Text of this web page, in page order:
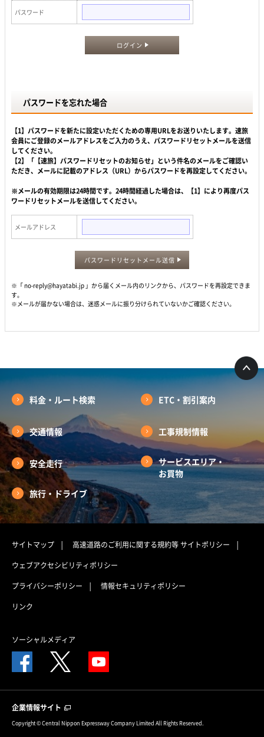
パスワード
ログイン
パスワードを忘れた場合
【1】パスワードを新たに設定いただくための専用URLをお送りいたします。速旅
会員にご登録のメールアドレスをご入力のうえ、パスワードリセットメールを送信
してください。
【2】「【速旅】パスワードリセットのお知らせ」という件名のメールをご確認い
ただき、メールに記載のアドレス（URL）からパスワードを再設定してください。
※メールの有効期限は24時間です。24時間経過した場合は、【1】により再度パス
ワードリセットメールを送信してください。
メールアドレス
パスワードリセットメール送信
※「 no-reply@hayatabi.jp 」から届くメール内のリンクから、パスワードを再設定できま
す。
※メールが届かない場合は、迷惑メールに振り分けられていないかご確認ください。
料金・ルート検索 ETC・割引案内
交通情報 工事規制情報
安全走行
サービスエリア・
お買物
旅行・ドライブ
サイトマップ 高速道路のご利用に関する規約等サイトポリシー
ウェブアクセシビリティポリシー
プライバシーポリシー
情報セキュリティポリシー
リンク
ソーシャルメディア
企業情報サイト
Copyright © Central Nippon Expressway Company Limited All Rights Reserved.